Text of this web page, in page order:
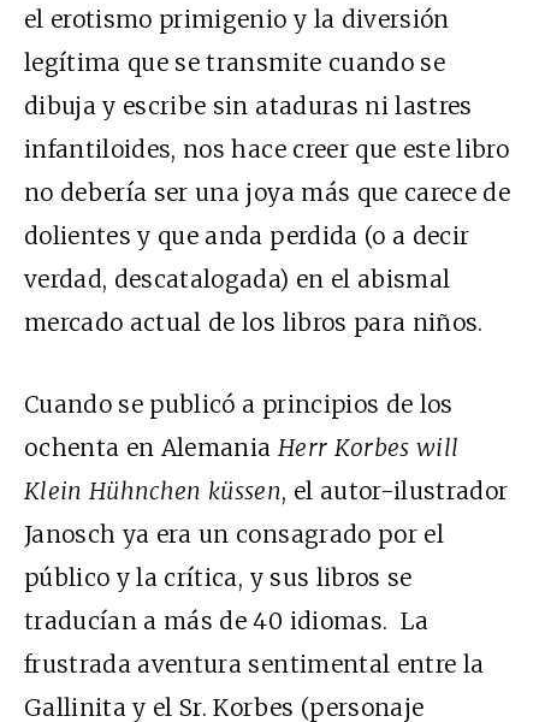
el erotismo primigenio y la diversión
legítima que se transmite cuando se
dibuja y escribe sin ataduras ni lastres
infantiloides, nos hace creer que este libro
no debería ser una joya más que carece de
dolientes y que anda perdida (o a decir
verdad, descatalogada) en el abismal
mercado actual de los libros para niños.
Cuando se publicó a principios de los
ochenta en Alemania Herr Korbes will
Klein Hühnchen küssen, el autor-ilustrador
Janosch ya era un consagrado por el
público y la crítica, y sus libros se
traducían a más de 40 idiomas. La
frustrada aventura sentimental entre la
Gallinita y el Sr. Korbes (personaje